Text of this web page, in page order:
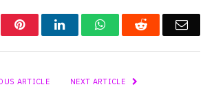
PinterestLinkedInWhatsAppReddit
ARTICLE NEXT ARTICLE